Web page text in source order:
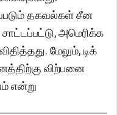
தகவல்கள் சீன
அமெரிக்க
மேலும், டிக்
விற்பனை
என்று